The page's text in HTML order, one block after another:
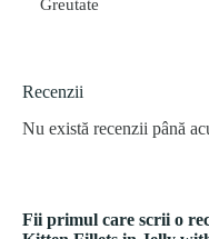
Greutate
Recenzii
Nu există recenzii până
Fii primul care scrii o